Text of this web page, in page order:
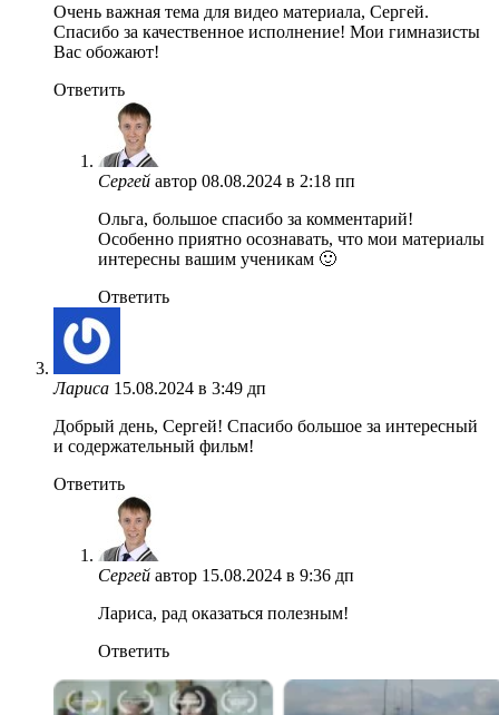
Очень важная тема для видео материала, Сергей.
Спасибо за качественное исполнение! Мои гимназисты
Вас обожают!
Ответить
Сергей автор 08.08.2024 в 2:18 пп
Ольга, большое спасибо за комментарий!
Особенно приятно осознавать, что мои материалы
интересны вашим ученикам 🙂
Ответить
Лариса 15.08.2024 в 3:49 дп
Добрый день, Сергей! Спасибо большое за интересный
и содержательный фильм!
Ответить
Сергей автор 15.08.2024 в 9:36 дп
Лариса, рад оказаться полезным!
Ответить